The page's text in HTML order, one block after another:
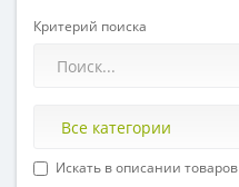
Критерий поиска
Искать в описании товаров